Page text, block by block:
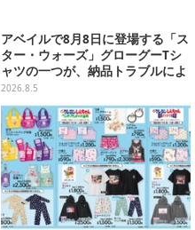
アベイルで8月8日に登場する「ス
ター・ウォーズ」グローグーTシ
ャツの一つが、納品トラブルによ
り販売日変更へ
2026.8.5